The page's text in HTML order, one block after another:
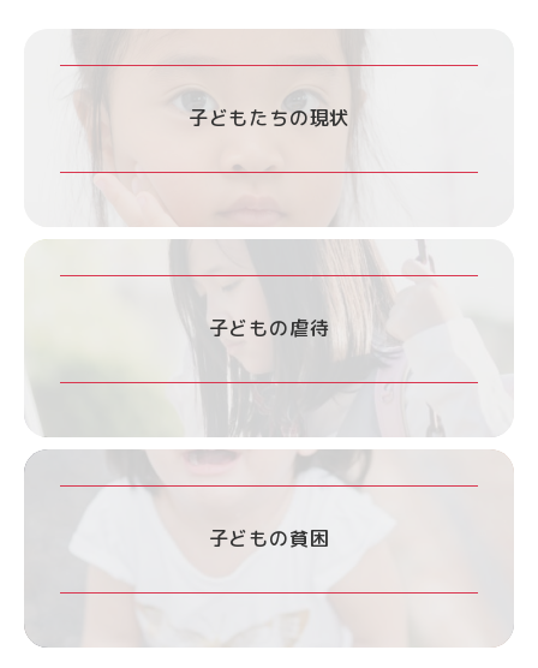
子どもたちの現状
子どもの虐待
子どもの貧困